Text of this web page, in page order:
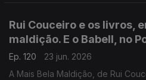
Rui Couceiro e os livros,
maldição. E o Babell, no
Ep. 120
23 jun. 2026
A Mais Bela Maldição, de Rui